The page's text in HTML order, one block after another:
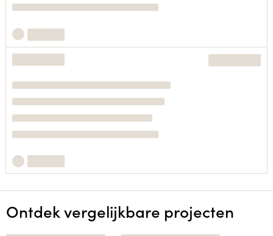
Ontdek vergelijkbare projecten